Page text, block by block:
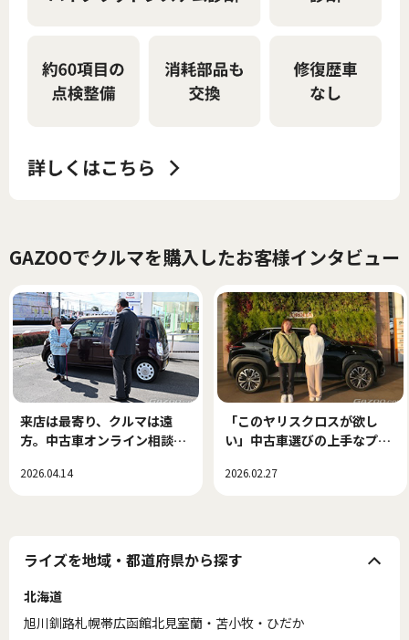
GAZOOでクルマを購入したお客様インタビュー
来店は最寄り、クルマは遠
方。中古車オンライン相談で
2026.04.14
「このヤリスクロスが欲し
い」中古車選びの上手なプロ
2026.02.27
ライズを地域・都道府県から探す
北海道
旭川釧路札幌帯広函館北見室蘭・苫小牧・ひだか